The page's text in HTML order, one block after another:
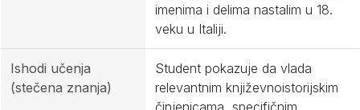
imenima i delima nastalim u 18.
veku u Italiji.
Ishodi učenja
(stečena znanja)
Student pokazuje da vlada
relevantnim književnoistorijskim
činjenicama, specifičnim